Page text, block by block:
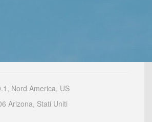
Nord America, US
Arizona, Stati Uniti